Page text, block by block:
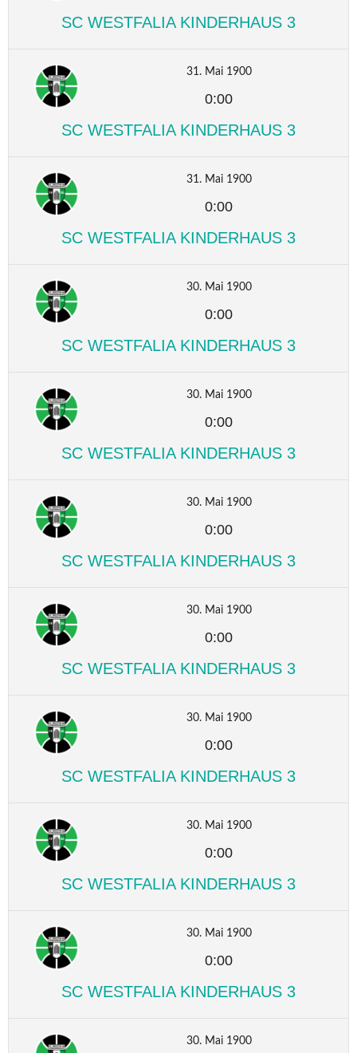
SC WESTFALIA KINDERHAUS 3
31. Mai 1900
0:00
SC WESTFALIA KINDERHAUS 3
31. Mai 1900
0:00
SC WESTFALIA KINDERHAUS 3
30. Mai 1900
0:00
SC WESTFALIA KINDERHAUS 3
30. Mai 1900
0:00
SC WESTFALIA KINDERHAUS 3
30. Mai 1900
0:00
SC WESTFALIA KINDERHAUS 3
30. Mai 1900
0:00
SC WESTFALIA KINDERHAUS 3
30. Mai 1900
0:00
SC WESTFALIA KINDERHAUS 3
30. Mai 1900
0:00
SC WESTFALIA KINDERHAUS 3
30. Mai 1900
0:00
SC WESTFALIA KINDERHAUS 3
30. Mai 1900